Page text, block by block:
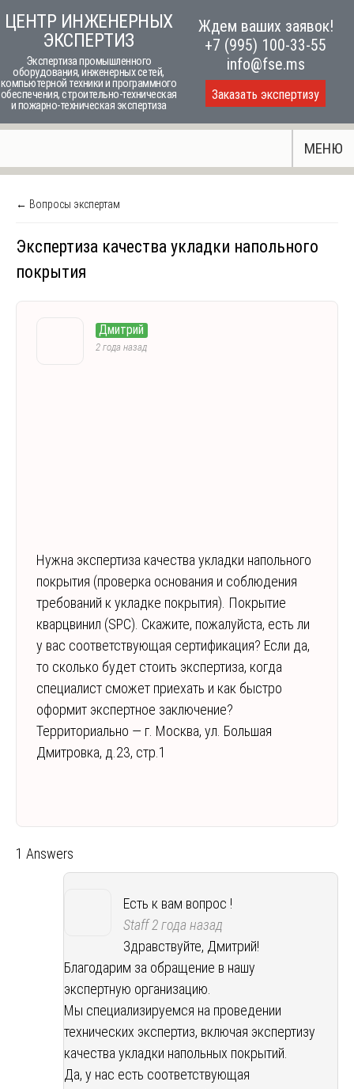
to
content
ЦЕНТР ИНЖЕНЕРНЫХ
ЭКСПЕРТИЗ
Экспертиза промышленного
оборудования, инженерных сетей,
компьютерной техники и программного
обеспечения, строительно-техническая
и пожарно-техническая экспертиза
Ждем ваших заявок!
+7 (995) 100-33-55
info@fse.ms
Заказать экспертизу
МЕНЮ
← Вопросы экспертам
Экспертиза качества укладки напольного
покрытия
Дмитрий
2 года назад
Нужна экспертиза качества укладки напольного
покрытия (проверка основания и соблюдения
требований к укладке покрытия). Покрытие
кварцвинил (SPC). Скажите, пожалуйста, есть ли
у вас соответствующая сертификация? Если да,
то сколько будет стоить экспертиза, когда
специалист сможет приехать и как быстро
оформит экспертное заключение?
Территориально — г. Москва, ул. Большая
Дмитровка, д.23, стр.1
1 Answers
Есть к вам вопрос !
Staff2 года назад
Здравствуйте, Дмитрий!
Благодарим за обращение в нашу
экспертную организацию.
Мы специализируемся на проведении
технических экспертиз, включая экспертизу
качества укладки напольных покрытий.
Да, у нас есть соответствующая